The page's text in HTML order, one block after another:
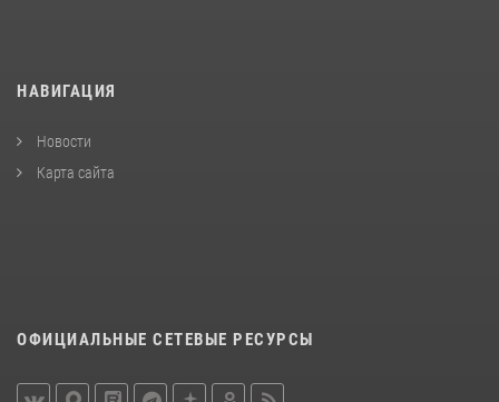
НАВИГАЦИЯ
Новости
Карта сайта
ОФИЦИАЛЬНЫЕ СЕТЕВЫЕ РЕСУРСЫ